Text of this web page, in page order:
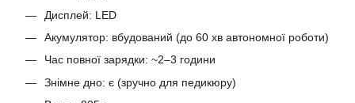
Дисплей: LED
Акумулятор: вбудований (до 60 хв автономної роботи)
Час повної зарядки: ~2–3 години
Знімне дно: є (зручно для педикюру)